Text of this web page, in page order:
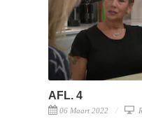
AFL. 4
06 Maart 2022